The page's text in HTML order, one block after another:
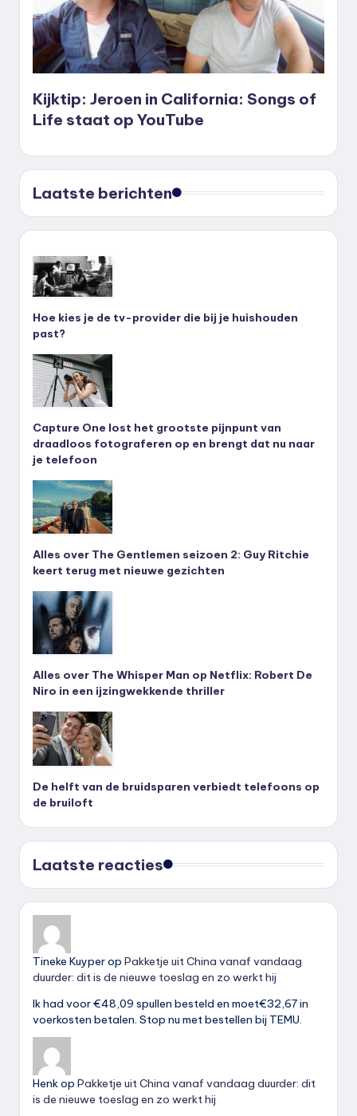
Kijktip: Jeroen in California: Songs of
Life staat op YouTube
Laatste berichten
Hoe kies je de tv-provider die bij je huishouden
past?
Capture One lost het grootste pijnpunt van
draadloos fotograferen op en brengt dat nu naar
je telefoon
Alles over The Gentlemen seizoen 2: Guy Ritchie
keert terug met nieuwe gezichten
Alles over The Whisper Man op Netflix: Robert De
Niro in een ijzingwekkende thriller
De helft van de bruidsparen verbiedt telefoons op
de bruiloft
Laatste reacties
Tineke Kuyperop Pakketje uit China vanaf vandaag
duurder: dit is de nieuwe toeslag en zo werkt hij
Ik had voor €48,09 spullen besteld en moet€32,67 in
voerkosten betalen. Stop nu met bestellen bij TEMU.
Henkop Pakketje uit China vanaf vandaag duurder: dit
is de nieuwe toeslag en zo werkt hij